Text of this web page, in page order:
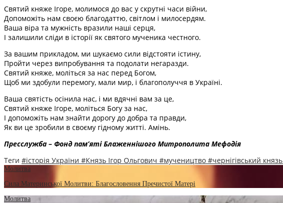
Святий княже Ігоре, молимося до вас у скрутні часи війни,
Допоможіть нам своєю благодаттю, світлом і милосердям.
Ваша віра та мужність вразили наші серця,
І залишили сліди в історії як святого мученика честного.
За вашим прикладом, ми шукаємо сили відстояти істину,
Пройти через випробування та подолати негаразди.
Святий княже, моліться за нас перед Богом,
Щоб ми здобули перемогу, мали мир, і благополуччя в Україні.
Ваша святість осінила нас, і ми вдячні вам за це,
Святий княже Ігоре, моліться Богу за нас,
І допоможіть нам знайти дорогу до добра та правди,
Як ви це зробили в своєму гідному житті. Амінь.
Пресслужба – Фонд пам’яті Блаженнішого Митрополита Мефодія
Теги #історія України #Князь Ігор Ольгович #мучеництво #чернігівський князь
Молитва
Сила Материнської Молитви: Благословення Пречистої Матері
Молитва